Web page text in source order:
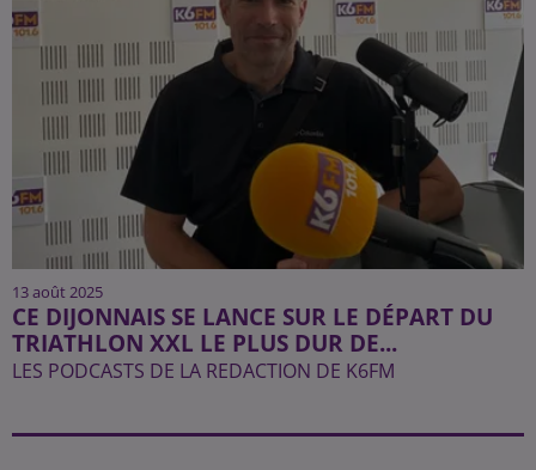
13 août 2025
CE DIJONNAIS SE LANCE SUR LE DÉPART DU
TRIATHLON XXL LE PLUS DUR DE...
LES PODCASTS DE LA REDACTION DE K6FM